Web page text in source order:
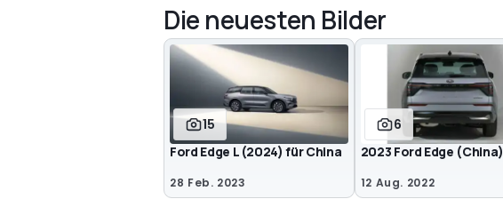
Die neuesten Bilder
15
Ford Edge L (2024) für China
28 Feb. 2023
6
2023 Ford Edge (China)
12 Aug. 2022